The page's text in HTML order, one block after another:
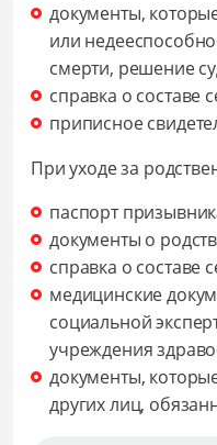
документы,
или
смерти, решение
справка о составе
приписное
При уходе за
паспорт
документы о
справка о составе
медицинские
социальной
учреждения
документы,
других лиц,